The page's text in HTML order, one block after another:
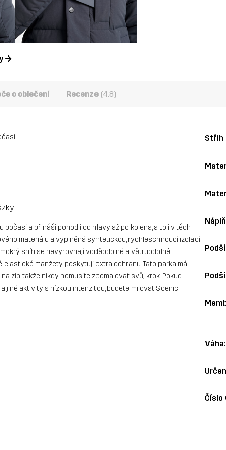
o oblečení Recenze (4.8)
a přináší pohodlí od hlavy až po kolena, a to i v těch
materiálu a vyplněná syntetickou, rychleschnoucí izolací
sníh se nevyrovnají voděodolné a větruodolné
elastické manžety poskytují extra ochranu. Tato parka má
zip, takže nikdy nemusíte zpomalovat svůj krok. Pokud
jiné aktivity s nízkou intenzitou, budete milovat Scenic
Střih
Váha:
Číslo